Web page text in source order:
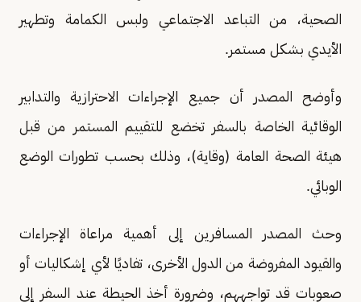
الصحية، من التباعد الاجتماعي ولبس الكمامة وتطهير
الأيدي بشكل مستمر.
وأوضح المصدر أن جميع الإجراءات الاحترازية والتدابير
الوقائية الخاصة بالسفر تخضع للتقييم المستمر من قبل
هيئة الصحة العامة (وقاية)، وذلك بحسب تطورات الوضع
الوبائي.
وحث المصدر المسافرين إلى أهمية مراعاة الإجراءات
والقيود المفروضة من الدول الأخرى، تفاديًا لأي إشكاليات أو
صعوبات قد تواجههم، وضرورة أخذ الحيطة عند السفر إلى